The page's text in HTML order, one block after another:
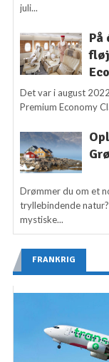
juli...
På
Det var i august
Premium Economy
Drømmer du om et
tryllebindende
mystiske...
FRANKRIG